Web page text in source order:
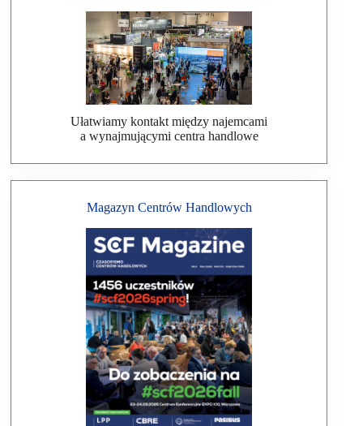
Ułatwiamy kontakt między najemcami
a wynajmującymi centra handlowe
Magazyn Centrów Handlowych